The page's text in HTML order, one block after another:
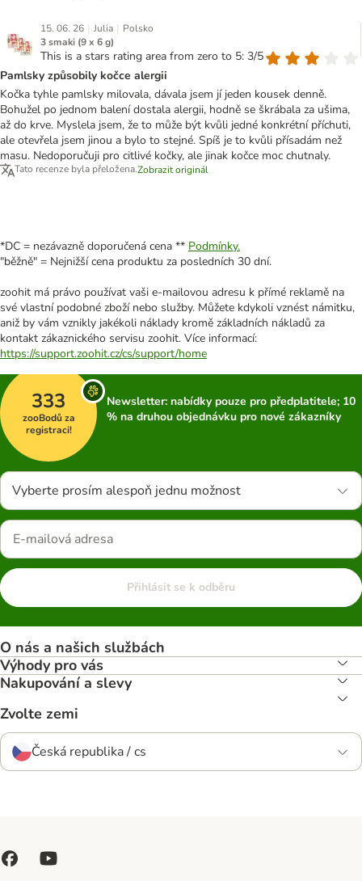
15. 06. 26 | Julia | Polsko
3 smaki (9 x 6 g)
This is a stars rating area from zero to 5: 3/5
Pamlsky způsobily kočce alergii
Kočka tyhle pamlsky milovala, dávala jsem jí jeden kousek denně.
Bohužel po jednom balení dostala alergii, hodně se škrábala za ušima,
až do krve. Myslela jsem, že to může být kvůli jedné konkrétní příchuti,
ale otevřela jsem jinou a bylo to stejné. Spíš je to kvůli přísadám než
masu. Nedoporučuji pro citlivé kočky, ale jinak kočce moc chutnaly.
Tato recenze byla přeložena.Zobrazit originál
*DC = nezávazně doporučená cena ** Podmínky.
"běžně" = Nejnižší cena produktu za posledních 30 dní.
zoohit má právo používat vaši e-mailovou adresu k přímé reklamě na
své vlastní podobné zboží nebo služby. Můžete kdykoli vznést námitku,
aniž by vám vznikly jakékoli náklady kromě základních nákladů za
kontakt zákaznického servisu zoohit. Více informací:
https://support.zoohit.cz/cs/support/home
333
zooBodů za
registraci!
Newsletter: nabídky pouze pro předplatitele; 10
% na druhou objednávku pro nové zákazníky
Vyberte prosím alespoň jednu možnost
Přihlásit se k odběru
O nás a našich službách
Výhody pro vás
Nakupování a slevy
Zvolte zemi
Česká republika / cs